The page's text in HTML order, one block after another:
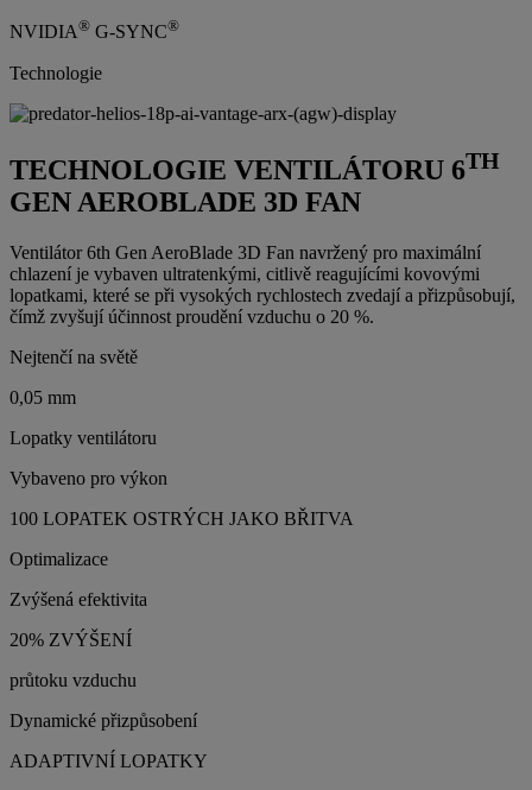
NVIDIA® G-SYNC®
Technologie
TECHNOLOGIE VENTILÁTORU 6TH
GEN AEROBLADE 3D FAN
Ventilátor 6th Gen AeroBlade 3D Fan navržený pro maximální
chlazení je vybaven ultratenkými, citlivě reagujícími kovovými
lopatkami, které se při vysokých rychlostech zvedají a přizpůsobují,
čímž zvyšují účinnost proudění vzduchu o 20 %.
Nejtenčí na světě
0,05 mm
Lopatky ventilátoru
Vybaveno pro výkon
100 LOPATEK OSTRÝCH JAKO BŘITVA
Optimalizace
Zvýšená efektivita
20% ZVÝŠENÍ
průtoku vzduchu
Dynamické přizpůsobení
ADAPTIVNÍ LOPATKY